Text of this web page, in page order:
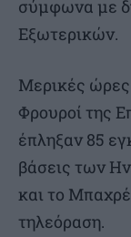
σύμφωνα με
Εξωτερικών.
Μερικές ώρες
Φρουροί της
έπληξαν 85
βάσεις των
και το
τηλεόραση.